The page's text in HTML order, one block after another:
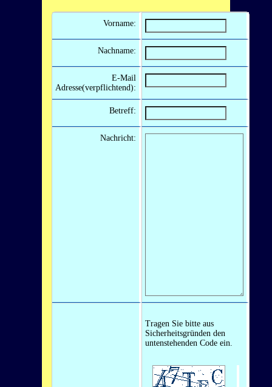
Vorname:
Nachname:
E-Mail
Adresse(verpflichtend):
Betreff:
Nachricht:
Tragen Sie bitte aus
Sicherheitsgründen den
untenstehenden Code ein.